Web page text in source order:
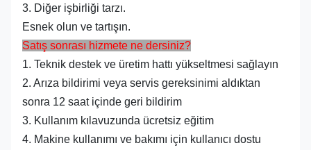
3. Diğer işbirliği tarzı.
Esnek olun ve tartışın.
Satış sonrası hizmete ne dersiniz?
1. Teknik destek ve üretim hattı yükseltmesi sağlayın
2. Arıza bildirimi veya servis gereksinimi aldıktan
sonra 12 saat içinde geri bildirim
3. Kullanım kılavuzunda ücretsiz eğitim
4. Makine kullanımı ve bakımı için kullanıcı dostu